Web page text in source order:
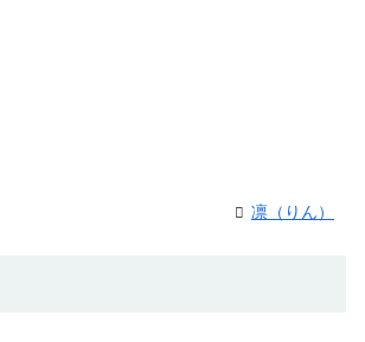
凛（りん）